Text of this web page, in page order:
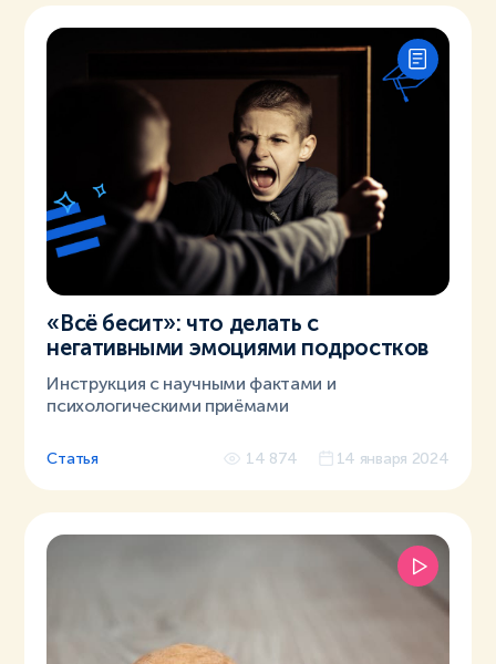
«Всё бесит»: что делать с
негативными эмоциями подростков
Инструкция с научными фактами и
психологическими приёмами
Статья 14 874 14 января 2024